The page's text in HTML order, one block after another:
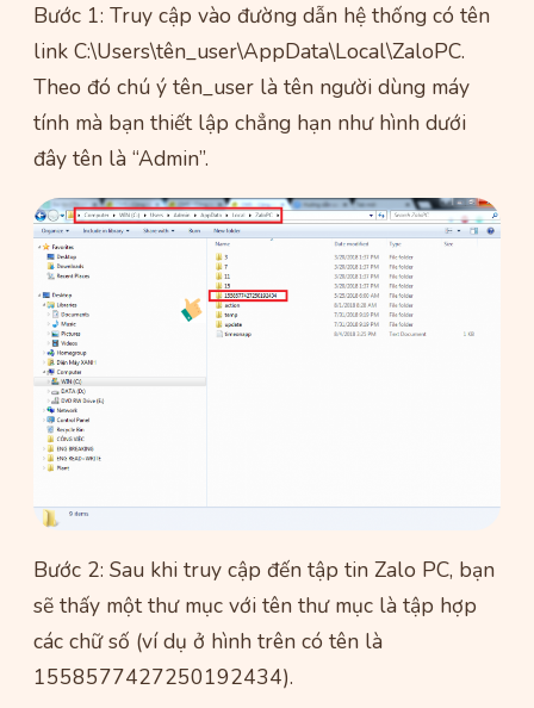
Bước 1: Truy cập vào đường dẫn hệ thống có tên
link C:\Users\tên_user\AppData\Local\ZaloPC.
Theo đó chú ý tên_user là tên người dùng máy
tính mà bạn thiết lập chẳng hạn như hình dưới
đây tên là “Admin”.
Bước 2: Sau khi truy cập đến tập tin Zalo PC, bạn
sẽ thấy một thư mục với tên thư mục là tập hợp
các chữ số (ví dụ ở hình trên có tên là
1558577427250192434).